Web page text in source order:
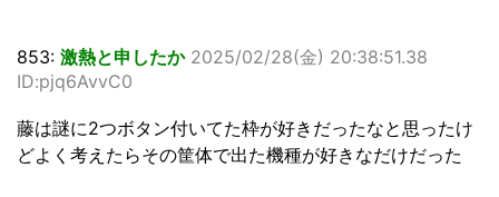
853: 激熱と申したか 2025/02/28(金) 20:38:51.38
ID:pjq6AvvC0
藤は謎に2つボタン付いてた枠が好きだったなと思ったけ
どよく考えたらその筐体で出た機種が好きなだけだった